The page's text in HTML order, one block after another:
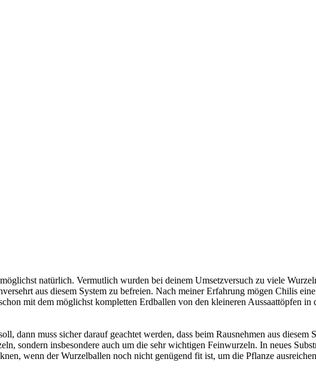
natürlich. Vermutlich wurden bei deinem Umsetzversuch zu viele
aus diesem System zu befreien. Nach meiner Erfahrung mögen Chilis
mit dem möglichst kompletten Erdballen von den kleineren Aussaattöpfen
dann muss sicher darauf geachtet werden, dass beim Rausnehmen aus diesem
sondern insbesondere auch um die sehr wichtigen Feinwurzeln. In neues
wenn der Wurzelballen noch nicht genügend fit ist, um die Pflanze